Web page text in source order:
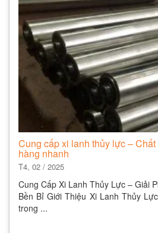
Cung cấp xi lanh thủy lực –
hàng nhanh
T4, 02 / 2025
Cung Cấp Xi Lanh Thủy Lực – Giải
Bền Bỉ Giới Thiệu Xi Lanh Thủy
trong ...